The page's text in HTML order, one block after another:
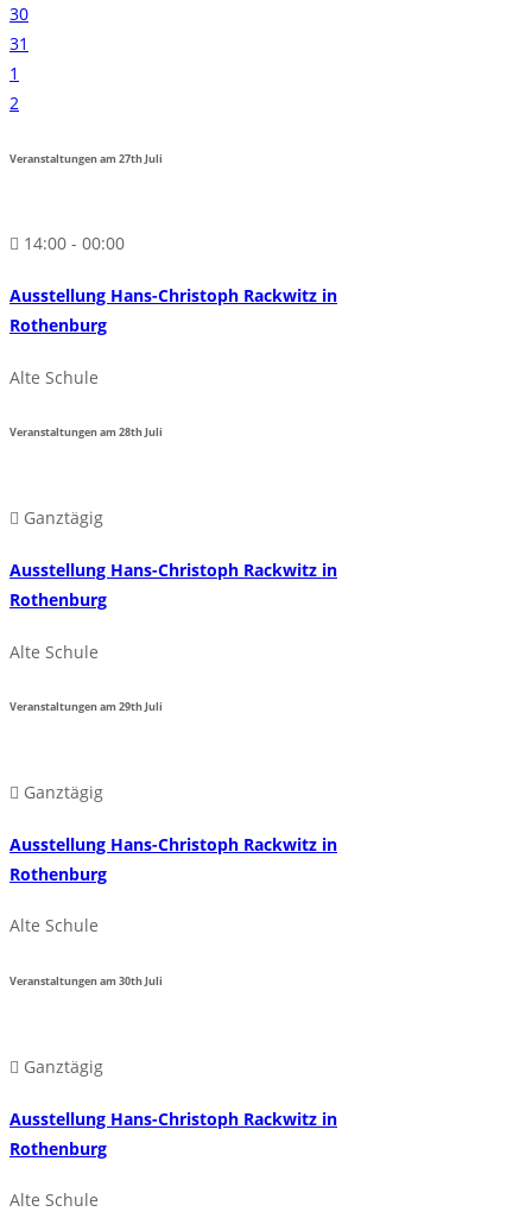
30
31
1
2
Veranstaltungen am27thJuli
14:00 - 00:00
Ausstellung Hans-Christoph Rackwitz in
Rothenburg
Alte Schule
Veranstaltungen am28thJuli
Ganztägig
Ausstellung Hans-Christoph Rackwitz in
Rothenburg
Alte Schule
Veranstaltungen am29thJuli
Ganztägig
Ausstellung Hans-Christoph Rackwitz in
Rothenburg
Alte Schule
Veranstaltungen am30thJuli
Ganztägig
Ausstellung Hans-Christoph Rackwitz in
Rothenburg
Alte Schule